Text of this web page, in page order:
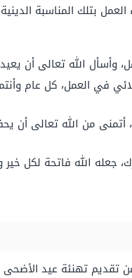
بتلك المناسبة
وأسأل الله تعالى أن
العمل، كل عام وأنتم
أتمنى من الله تعالى
جعله الله فاتحة لكل
تقديم تهنئة عيد الأضحى